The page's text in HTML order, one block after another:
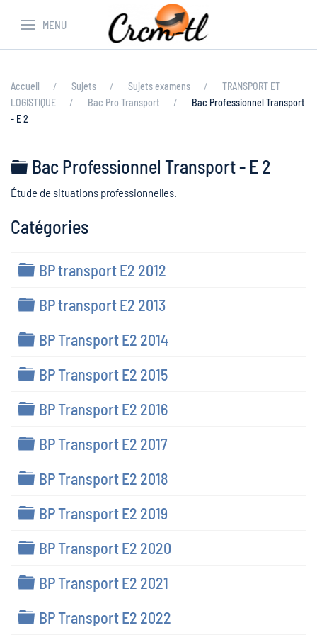
MENU
Accueil Sujets Sujets examens
TRANSPORT ET
LOGISTIQUE
Bac Pro Transport
Bac Professionnel Transport
- E 2
Dossier
Bac Professionnel Transport - E 2
Étude de situations professionnelles.
Catégories
Dossier
BP transport E2 2012
Dossier
BP transport E2 2013
Dossier
BP Transport E2 2014
Dossier
BP Transport E2 2015
Dossier
BP Transport E2 2016
Dossier
BP Transport E2 2017
Dossier
BP Transport E2 2018
Dossier
BP Transport E2 2019
Dossier
BP Transport E2 2020
Dossier
BP Transport E2 2021
Dossier
BP Transport E2 2022